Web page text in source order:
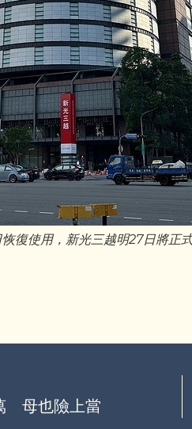
復使用，新光三越明27日將正
母也險上當